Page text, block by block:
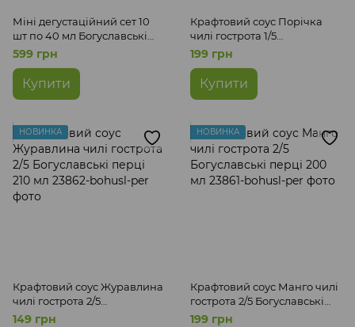
Міні дегустаційний сет 10
шт по 40 мл Богуславські
перці
599 грн
Купити
Крафтовий соус Порічка
чилі гострота 1/5
Богуславські перці 210 мл
199 грн
Купити
НОВИНКА
Крафтовий соус Журавлина
чилі гострота 2/5
Богуславські перці 210 мл
149 грн
НОВИНКА
Крафтовий соус Манго чилі
гострота 2/5 Богуславські
перці 200 мл
199 грн